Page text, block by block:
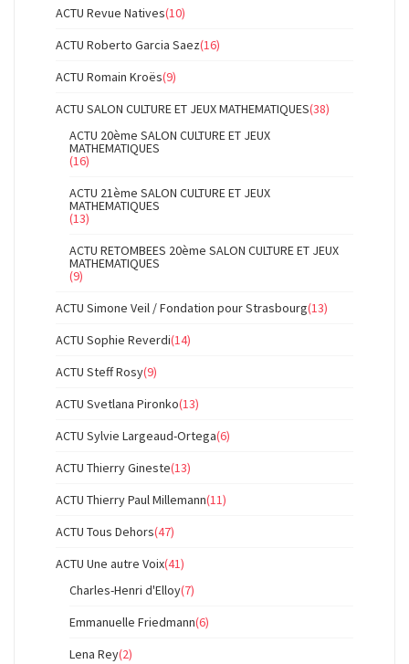
ACTU Revue Natives(10)
ACTU Roberto Garcia Saez(16)
ACTU Romain Kroës(9)
ACTU SALON CULTURE ET JEUX MATHEMATIQUES(38)
ACTU 20ème SALON CULTURE ET JEUX
MATHEMATIQUES
(16)
ACTU 21ème SALON CULTURE ET JEUX
MATHEMATIQUES
(13)
ACTU RETOMBEES 20ème SALON CULTURE ET JEUX
MATHEMATIQUES
(9)
ACTU Simone Veil / Fondation pour Strasbourg(13)
ACTU Sophie Reverdi(14)
ACTU Steff Rosy(9)
ACTU Svetlana Pironko(13)
ACTU Sylvie Largeaud-Ortega(6)
ACTU Thierry Gineste(13)
ACTU Thierry Paul Millemann(11)
ACTU Tous Dehors(47)
ACTU Une autre Voix(41)
Charles-Henri d'Elloy(7)
Emmanuelle Friedmann(6)
Lena Rey(2)